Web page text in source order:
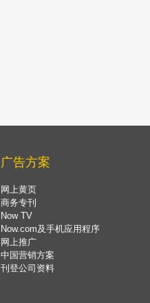
广告方案
网上黄页
商务专刊
Now TV
Now.com及手机应用程序
网上推广
中国营销方案
刊登公司资料